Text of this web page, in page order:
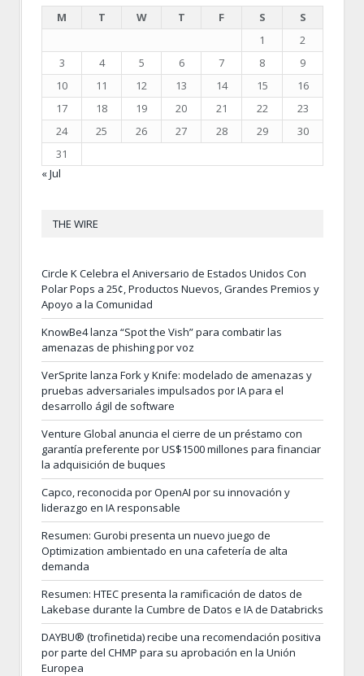
M
T W T F S
S
1
2
3
4 5 6 7 8
9
10
11 12 13 14 15
16
17
18 19 20 21 22
23
24
25 26 27 28 29
30
31
« Jul
THE WIRE
Circle K Celebra el Aniversario de Estados Unidos Con
Polar Pops a 25¢, Productos Nuevos, Grandes Premios y
Apoyo a la Comunidad
KnowBe4 lanza “Spot the Vish” para combatir las
amenazas de phishing por voz
VerSprite lanza Fork y Knife: modelado de amenazas y
pruebas adversariales impulsados por IA para el
desarrollo ágil de software
Venture Global anuncia el cierre de un préstamo con
garantía preferente por US$1500 millones para financiar
la adquisición de buques
Capco, reconocida por OpenAI por su innovación y
liderazgo en IA responsable
Resumen: Gurobi presenta un nuevo juego de
Optimization ambientado en una cafetería de alta
demanda
Resumen: HTEC presenta la ramificación de datos de
Lakebase durante la Cumbre de Datos e IA de Databricks
DAYBU® (trofinetida) recibe una recomendación positiva
por parte del CHMP para su aprobación en la Unión
Europea